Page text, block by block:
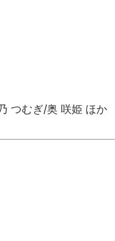
つむぎ/奥 咲姫 ほか